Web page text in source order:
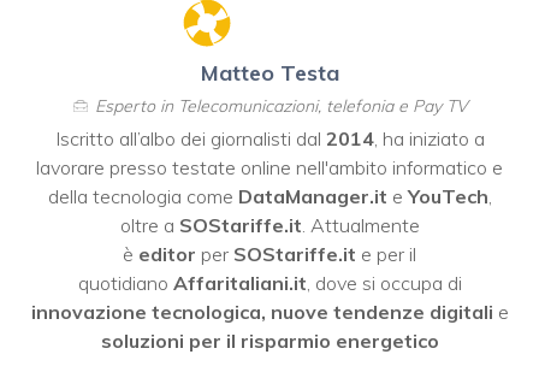
Matteo Testa
Esperto in Telecomunicazioni, telefonia e Pay TV
Iscritto all’albo dei giornalisti dal 2014, ha iniziato a
lavorare presso testate online nell'ambito informatico e
della tecnologia come DataManager.it eYouTech
oltre a SOStariffe.it . Attualmente
è editor per SOStariffe.it e per il
quotidiano Affaritaliani.it , dove si occupa di
innovazione tecnologica, nuove tendenze digitali e
soluzioni per il risparmio energetico